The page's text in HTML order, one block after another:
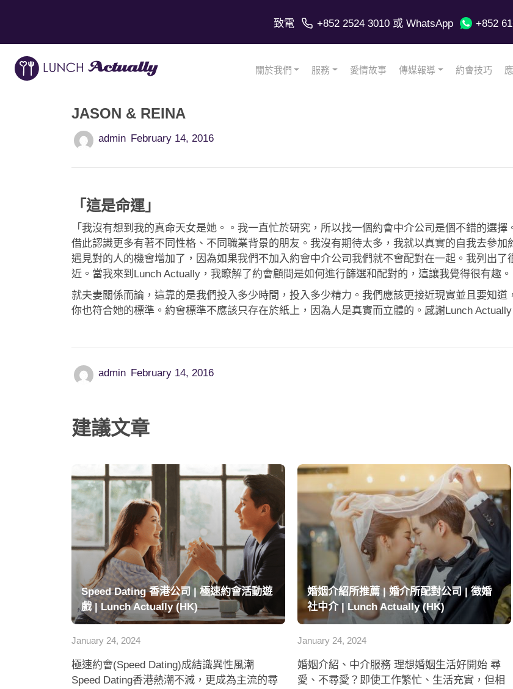
致電 +852 2524 3010或 WhatsApp +852
關於我們 服務 愛情故事 傳媒報導 約會技巧
JASON & REINA
admin February 14, 2016
「這是命運」
「我沒有想到我的真命天女是她。。我一直忙於研究，所以找一個約會中介公司是個不錯的選
借此認識更多有著不同性格、不同職業背景的朋友。我沒有期待太多，我就以真實的自我去參
遇見對的人的機會增加了，因為如果我們不加入約會中介公司我們就不會配對在一起。我列出
近。當我來到Lunch Actually，我瞭解了約會顧問是如何進行篩選和配對的，這讓我覺得很有趣。
就夫妻關係而論，這靠的是我們投入多少時間，投入多少精力。我們應該更接近現實並且要知
你也符合她的標準。約會標準不應該只存在於紙上，因為人是真實而立體的。感謝Lunch Actually
admin February 14, 2016
建議文章
Speed Dating 香港公司 | 極速約會活動遊
戲 | Lunch Actually (HK)
January 24, 2024
極速約會(Speed Dating)成結識異性風潮
Speed Dating香港熱潮不減，更成為主流的尋
婚姻介紹所推薦 | 婚介所配對公司 | 徵婚
社中介 | Lunch Actually (HK)
January 24, 2024
婚姻介紹、中介服務 理想婚姻生活好開始 尋
愛、不尋愛？即使工作繁忙、生活充實，但相